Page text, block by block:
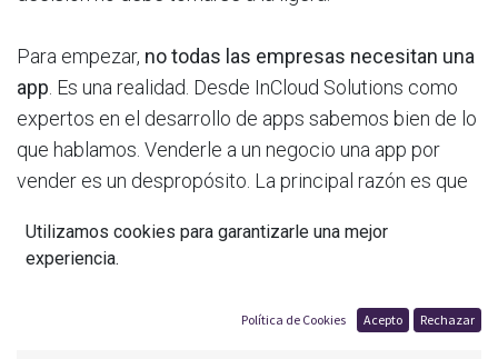
Para empezar, no todas las empresas necesitan una
app . Es una realidad. Desde InCloud Solutions como
expertos en el desarrollo de apps sabemos bien de lo
que hablamos. Venderle a un negocio una app por
vender es un despropósito. La principal razón es que
que sea rentable.
Utilizamos cookies para garantizarle una mejor
experiencia.
Política de Cookies Acepto Rechazar